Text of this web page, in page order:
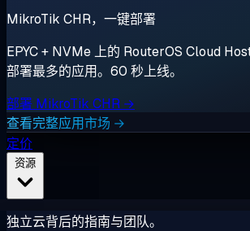
MikroTik CHR，一键部署
EPYC + NVMe 上的 RouterOS Cloud
部署最多的应用。60 秒上线。
部署 MikroTik CHR →
查看完整应用市场 →
定价
独立云背后的指南与团队。